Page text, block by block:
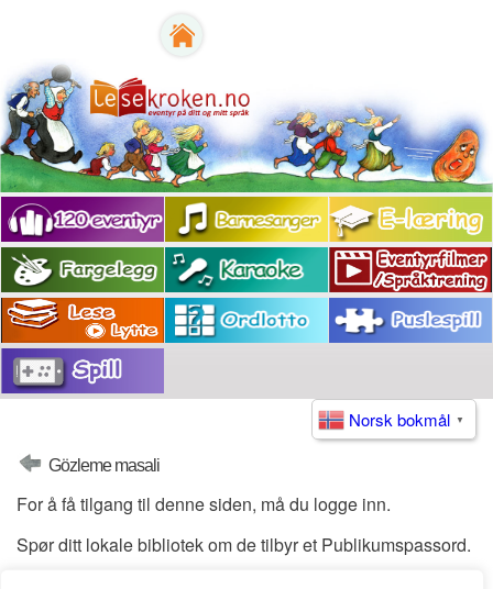
Norsk bokmål ▼
Gözleme masali
For å få tilgang til denne siden, må du logge inn.
Spør ditt lokale bibliotek om de tilbyr et Publikumspassord.